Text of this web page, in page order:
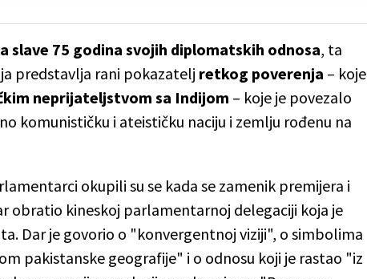
slave 75 godina svojih diplomatskih odnosa, ta
predstavlja rani pokazatelj retkog poverenja – koje
neprijateljstvom sa Indijom – koje je povezalo
komunističku i ateističku naciju i zemlju rođenu na
okupili su se kada se zamenik premijera i
obratio kineskoj parlamentarnoj delegaciji koja je
Dar je govorio o "konvergentnoj viziji", o simbolima
pakistanske geografije" i o odnosu koji je rastao "iz